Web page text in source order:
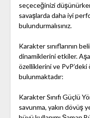
seçeceğinizi
savaşlarda daha iyi
bulundurmalısınız.
Karakter sınıflarının
dinamiklerini etkiler.
özelliklerini ve
bulunmaktadır:
Karakter Sınıfı Güçlü
savunma, yakın dövüş